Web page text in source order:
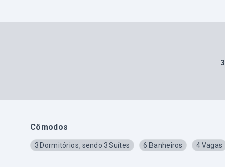
3
Cômodos
3 Dormitórios, sendo 3 Suítes 6 Banheiros 4 Vagas